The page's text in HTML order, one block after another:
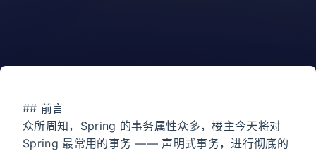
## 前言
众所周知，Spring 的事务属性众多，楼主今天将对
Spring 最常用的事务 —— 声明式事务，进行彻底的